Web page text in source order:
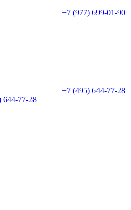
+7 (977) 699-01-90
+7 (495) 644-77-28
644-77-28